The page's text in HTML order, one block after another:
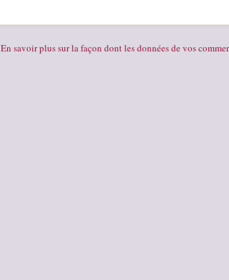
En savoir plus sur la façon dont les données de vos